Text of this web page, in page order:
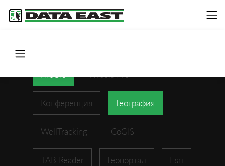
Конференция География
WellTracking CoGIS
TAB Reader Геопортал Esri